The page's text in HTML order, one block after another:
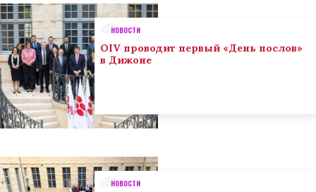
НОВОСТИ
OIV проводит первый «День послов»
в Дижоне
НОВОСТИ